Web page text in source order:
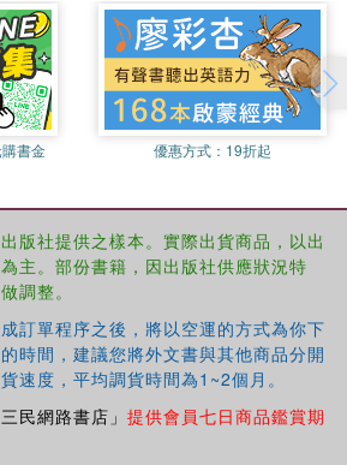
書金 優惠方式： 19折起
版社提供之樣本。實際出貨商品，以出
主。部份書籍，因出版社供應狀況特
調整。
訂單程序之後，將以空運的方式為你下
時間，建議您將外文書與其他商品分開
速度，平均調貨時間為1~2個月。
民網路書店」 提供會員七日商品鑑賞期